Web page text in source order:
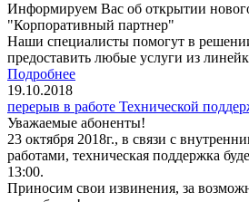
Информируем Вас об открытии
"Корпоративный партнер"
Наши специалисты помогут в
предоставить любые услуги из
Подробнее
19.10.2018
перерыв в работе Технической
Уважаемые абоненты!
23 октября 2018г., в связи с
работами, техническая поддержка
13:00.
Приносим свои извинения, за